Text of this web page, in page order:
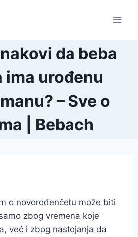
da beba
ima urođenu
– Sve o
| Bebach
o novorođenčetu može biti
zbog vremena koje
već i zbog nastojanja da